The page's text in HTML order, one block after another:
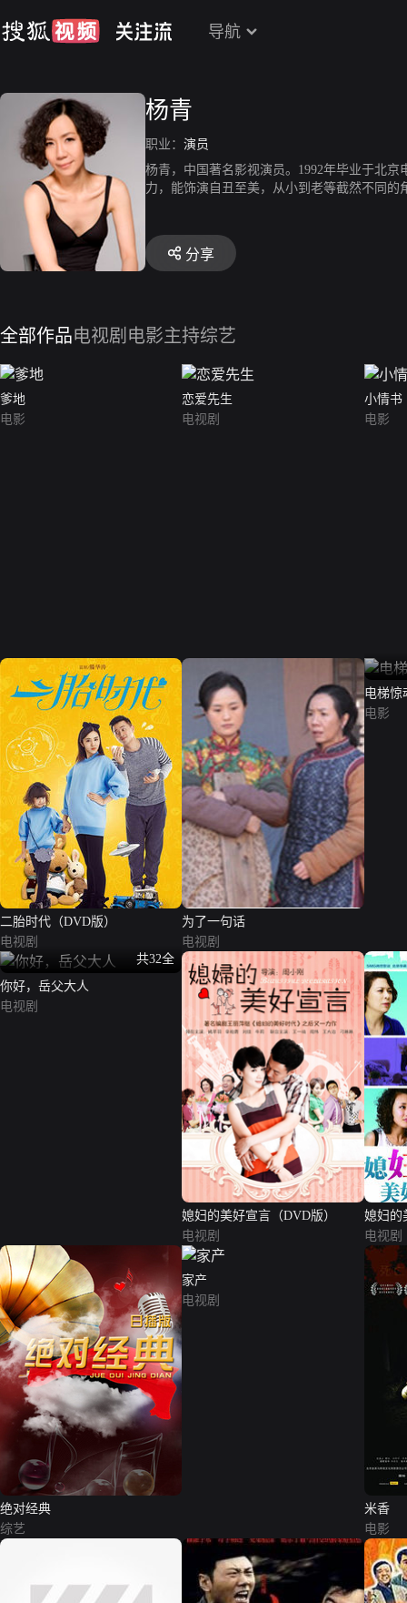
导航
杨青
职业： 演员
杨青，中国著名影视演员。1992年毕业于北
力，能饰演自丑至美，从小到老等截然不同
分享
全部作品电视剧 电影主持综艺
爹地
电影
恋爱先生
电视剧
小情书
电影
二胎时代（DVD版）
电视剧
为了一句话
电视剧
电梯惊
电影
共32全
你好，岳父大人
电视剧
媳妇的美好宣言（DVD版）
电视剧
媳妇的
电视剧
绝对经典
综艺
家产
电视剧
米香
电影